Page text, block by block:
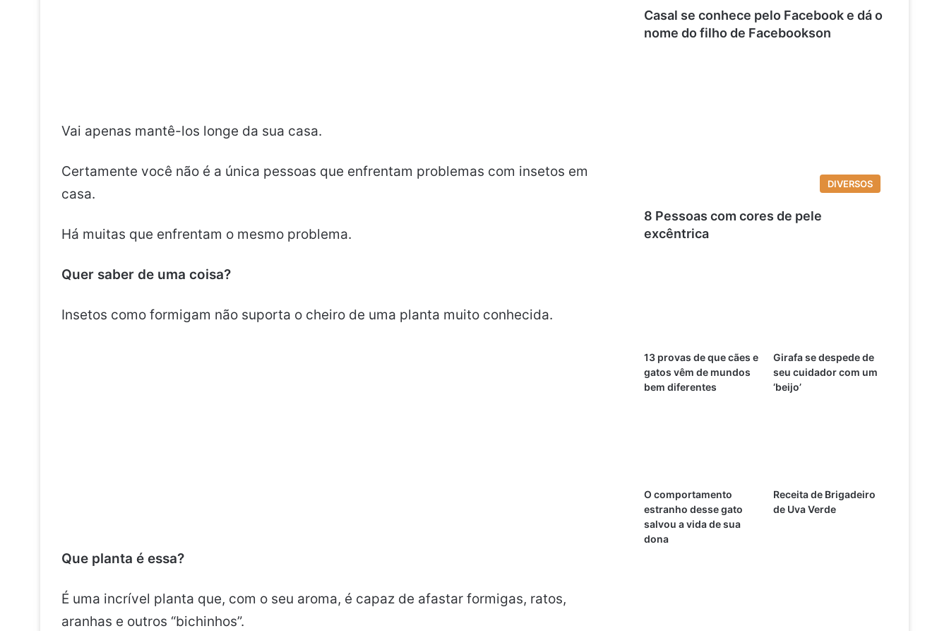
Vai apenas mantê-los longe da sua casa.
Certamente você não é a única pessoas que enfrentam problemas com insetos em
casa.
Há muitas que enfrentam o mesmo problema.
Quer saber de uma coisa?
Insetos como formigam não suporta o cheiro de uma planta muito conhecida.
Que planta é essa?
É uma incrível planta que, com o seu aroma, é capaz de afastar formigas, ratos,
aranhas e outros “bichinhos”.
Casal se conhece pelo Facebook e dá o
nome do filho de Facebookson
DIVERSOS
8 Pessoas com cores de pele
excêntrica
13 provas de que cães e
gatos vêm de mundos
bem diferentes
Girafa se despede de
seu cuidador com um
‘beijo’
O comportamento
estranho desse gato
salvou a vida de sua
dona
Receita de Brigadeiro
de Uva Verde